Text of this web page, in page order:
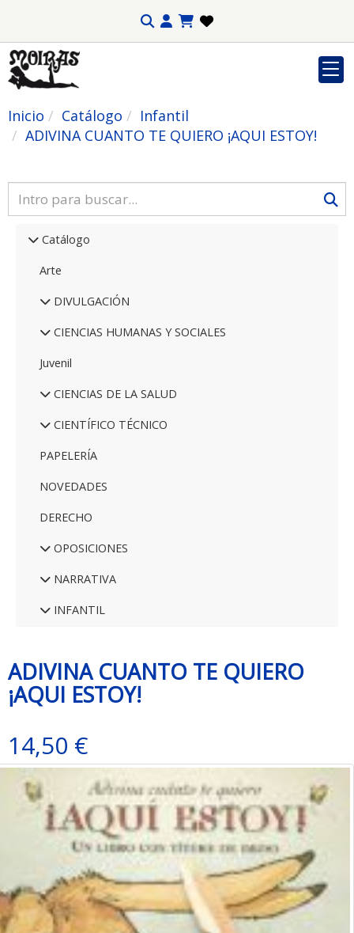
Inicio Catálogo
Infantil
ADIVINA CUANTO TE QUIERO ¡AQUI ESTOY!
Catálogo
Arte
DIVULGACIÓN
CIENCIAS HUMANAS Y SOCIALES
Juvenil
CIENCIAS DE LA SALUD
CIENTÍFICO TÉCNICO
PAPELERÍA
NOVEDADES
DERECHO
OPOSICIONES
NARRATIVA
INFANTIL
ADIVINA CUANTO TE QUIERO
¡AQUI ESTOY!
14,50 €